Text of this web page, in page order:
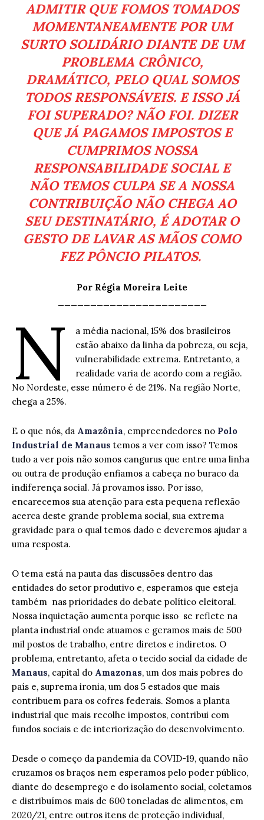
ADMITIR QUE FOMOS TOMADOS
MOMENTANEAMENTE POR UM
SURTO SOLIDÁRIO DIANTE DE UM
PROBLEMA CRÔNICO,
DRAMÁTICO, PELO QUAL SOMOS
TODOS RESPONSÁVEIS. E ISSO JÁ
FOI SUPERADO? NÃO FOI. DIZER
QUE JÁ PAGAMOS IMPOSTOS E
CUMPRIMOS NOSSA
RESPONSABILIDADE SOCIAL E
NÃO TEMOS CULPA SE A NOSSA
CONTRIBUIÇÃO NÃO CHEGA AO
SEU DESTINATÁRIO, É ADOTAR O
GESTO DE LAVAR AS MÃOS COMO
FEZ PÔNCIO PILATOS.
Por Régia Moreira Leite
N
a média nacional, 15% dos brasileiros
estão abaixo da linha da pobreza, ou seja,
vulnerabilidade extrema. Entretanto, a
realidade varia de acordo com a região.
No Nordeste, esse número é de 21%. Na região Norte,
chega a 25%.
E o que nós, da Amazônia, empreendedores no Polo
Industrial de Manaus temos a ver com isso? Temos
tudo a ver pois não somos cangurus que entre uma linha
ou outra de produção enfiamos a cabeça no buraco da
indiferença social. Já provamos isso. Por isso,
encarecemos sua atenção para esta pequena reflexão
acerca deste grande problema social, sua extrema
gravidade para o qual temos dado e deveremos ajudar a
uma resposta.
O tema está na pauta das discussões dentro das
entidades do setor produtivo e, esperamos que esteja
também nas prioridades do debate político eleitoral.
Nossa inquietação aumenta porque isso se reflete na
planta industrial onde atuamos e geramos mais de 500
mil postos de trabalho, entre diretos e indiretos. O
problema, entretanto, afeta o tecido social da cidade de
Manaus, capital do Amazonas, um dos mais pobres do
país e, suprema ironia, um dos 5 estados que mais
contribuem para os cofres federais. Somos a planta
industrial que mais recolhe impostos, contribui com
fundos sociais e de interiorização do desenvolvimento.
Desde o começo da pandemia da COVID-19, quando não
cruzamos os braços nem esperamos pelo poder público,
diante do desemprego e do isolamento social, coletamos
e distribuímos mais de 600 toneladas de alimentos, em
2020/21, entre outros itens de proteção individual,